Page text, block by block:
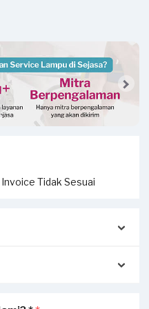
Tidak Sesuai
buat permintaan jasa.